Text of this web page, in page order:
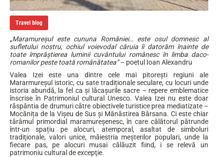
Travel blog
„Maramureșul este cununa României… este osul domnesc al
sufletului nostru, ochiul voievodal căruia îi datorăm înainte de
toate împrăștierea luminii cuvântului românesc în limba daco-
romanilor peste toată românătatea”– poetul Ioan Alexandru
Valea Izei este una dintre cele mai pitorești regiuni ale
Mararmureșul istoric, cu sate tradiționale seculare, cu locuri unde
istoria abundă, la fel ca și lăcașurile sacre – repere emblematice
înscrise în Patrimoniul cultural Unesco. Valea Izei nu este doar
răspântia de drumuri către obiectivele turistice prea mediatizate –
Mocănița de la Vișeu de Sus și Mănăstirea Bârsana. Ci este chiar
tărâmul primordial maramureșenesc, în care călătorul pătrunde
într-un spațiu pe alocuri, atemporal, asaltat de simboluri
tradiţionale, valori unice, măiestria meșterilor populari, unde la
fiecare pas, pe alocuri musai călăuzit fiind, i se relevă un
patrimoniu cultural de excepţie.